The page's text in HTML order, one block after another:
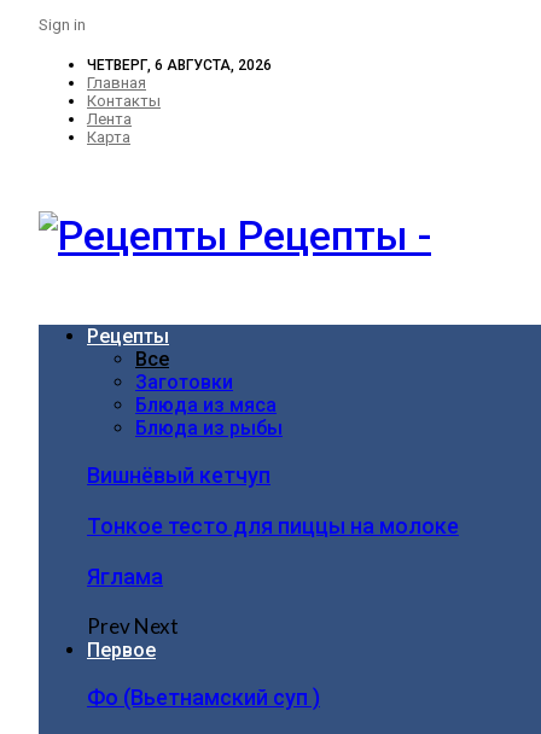
Sign in
ЧЕТВЕРГ, 6 АВГУСТА, 2026
Главная
Контакты
Лента
Карта
Рецепты -
Рецепты
Все
Заготовки
Блюда из мяса
Блюда из рыбы
Вишнёвый кетчуп
Тонкое тесто для пиццы на молоке
Яглама
PrevNext
Первое
Фо (Вьетнамский суп )